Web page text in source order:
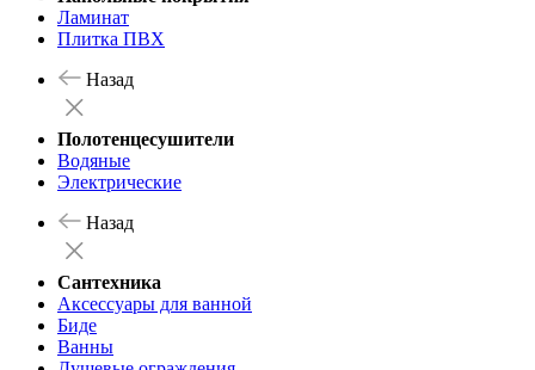
Ламинат
Плитка ПВХ
Назад
Полотенцесушители
Водяные
Электрические
Назад
Сантехника
Аксессуары для ванной
Биде
Ванны